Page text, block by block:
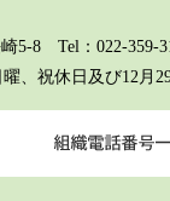
5-8 Tel：022-359-
、祝休日及び12月